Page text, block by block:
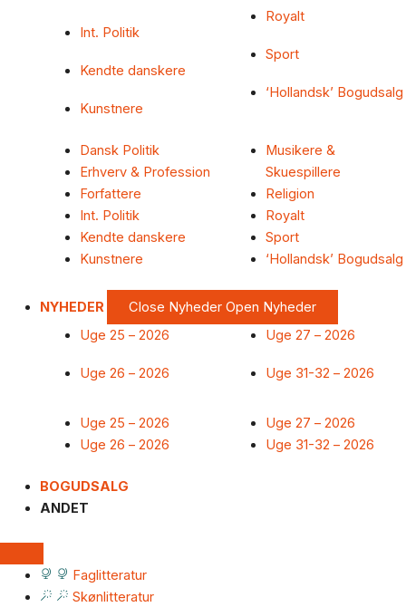
Int. Politik
Kendte danskere
Kunstnere
Royalt
Sport
‘Hollandsk’ Bogudsalg
Dansk Politik
Erhverv & Profession
Forfattere
Int. Politik
Kendte danskere
Kunstnere
Musikere &
Skuespillere
Religion
Royalt
Sport
‘Hollandsk’ Bogudsalg
NYHEDER Close Nyheder Open Nyheder
Uge 25 – 2026
Uge 26 – 2026
Uge 27 – 2026
Uge 31-32 – 2026
Uge 25 – 2026
Uge 26 – 2026
Uge 27 – 2026
Uge 31-32 – 2026
BOGUDSALG
ANDET
Faglitteratur
Skønlitteratur